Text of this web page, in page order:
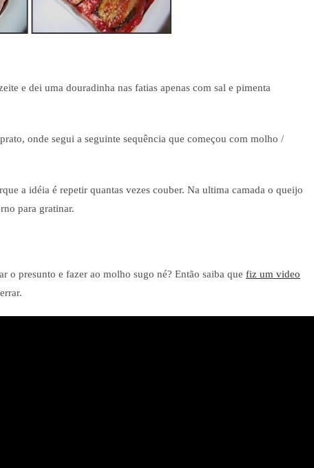
e dei uma douradinha nas fatias apenas com sal e pimenta
onde segui a seguinte sequência que começou com molho /
a idéia é repetir quantas vezes couber. Na ultima camada o queijo
para gratinar.
o presunto e fazer ao molho sugo né? Então saiba que fiz um video